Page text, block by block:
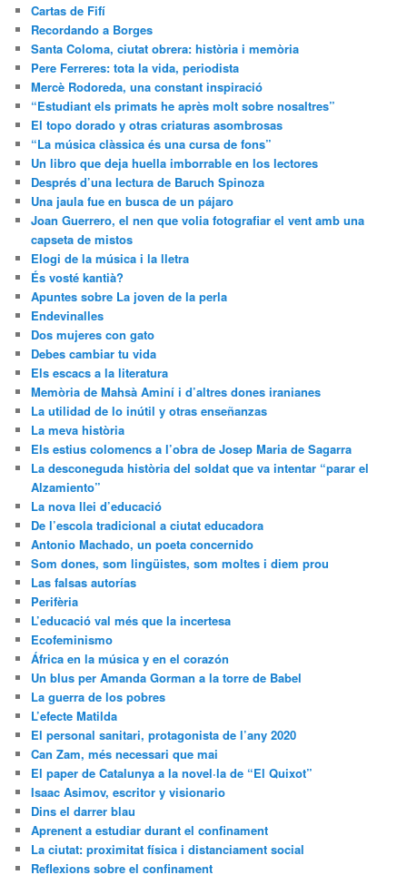
Cartas de Fifí
Recordando a Borges
Santa Coloma, ciutat obrera: història i memòria
Pere Ferreres: tota la vida, periodista
Mercè Rodoreda, una constant inspiració
“Estudiant els primats he après molt sobre nosaltres”
El topo dorado y otras criaturas asombrosas
“La música clàssica és una cursa de fons”
Un libro que deja huella imborrable en los lectores
Després d’una lectura de Baruch Spinoza
Una jaula fue en busca de un pájaro
Joan Guerrero, el nen que volia fotografiar el vent amb una
capseta de mistos
Elogi de la música i la lletra
És vosté kantià?
Apuntes sobre La joven de la perla
Endevinalles
Dos mujeres con gato
Debes cambiar tu vida
Els escacs a la literatura
Memòria de Mahsà Aminí i d’altres dones iranianes
La utilidad de lo inútil y otras enseñanzas
La meva història
Els estius colomencs a l’obra de Josep Maria de Sagarra
La desconeguda història del soldat que va intentar “parar el
Alzamiento”
La nova llei d’educació
De l’escola tradicional a ciutat educadora
Antonio Machado, un poeta concernido
Som dones, som lingüistes, som moltes i diem prou
Las falsas autorías
Perifèria
L’educació val més que la incertesa
Ecofeminismo
África en la música y en el corazón
Un blus per Amanda Gorman a la torre de Babel
La guerra de los pobres
L’efecte Matilda
El personal sanitari, protagonista de l’any 2020
Can Zam, més necessari que mai
El paper de Catalunya a la novel·la de “El Quixot”
Isaac Asimov, escritor y visionario
Dins el darrer blau
Aprenent a estudiar durant el confinament
La ciutat: proximitat física i distanciament social
Reflexions sobre el confinament